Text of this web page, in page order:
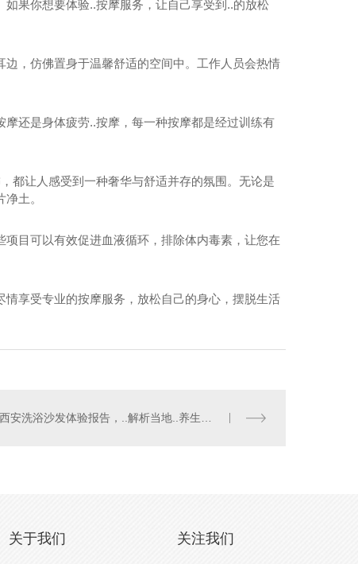
果你想要体验..按摩服务，让自己享受到..的放松
，仿佛置身于温馨舒适的空间中。工作人员会热情
还是身体疲劳..按摩，每一种按摩都是经过训练有
都让人感受到一种奢华与舒适并存的氛围。无论是
土。
目可以有效促进血液循环，排除体内毒素，让您在
享受专业的按摩服务，放松自己的身心，摆脱生活
西安洗浴沙发体验报告，..解析当地..养生场所
关于我们 关注我们